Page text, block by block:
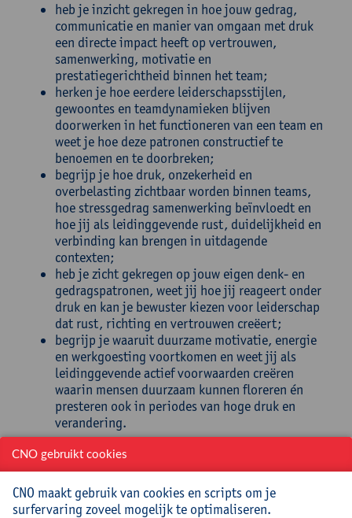
heb je inzicht gekregen in hoe jouw gedrag,
communicatie en manier van omgaan met druk
een directe impact heeft op vertrouwen,
samenwerking, motivatie en
prestatiegerichtheid binnen het team;
herken je hoe eerdere leiderschapsstijlen,
gewoontes en teamdynamieken blijven
doorwerken in het functioneren van een team en
weet je hoe deze patronen constructief te
benoemen en te doorbreken;
begrijp je hoe druk, onzekerheid en
overbelasting zichtbaar worden binnen teams,
hoe stressgedrag samenwerking beïnvloedt en
hoe jij als leidinggevende rust, duidelijkheid en
verbinding kan brengen in uitdagende
contexten;
heb je zicht gekregen op jouw eigen denk- en
gedragspatronen, weet jij hoe jij reageert onder
druk en kan je bewuster kiezen voor leiderschap
dat rust, richting en vertrouwen creëert;
begrijp je waaruit duurzame motivatie, energie
en werkgoesting voortkomen en weet jij als
leidinggevende actief voorwaarden creëren
waarin mensen duurzaam kunnen floreren én
presteren ook in periodes van hoge druk en
verandering.
Doelgroep
Schoolbesturen, directies uit alle niveaus
CNO gebruikt cookies
CNO maakt gebruik van cookies en scripts om je
surfervaring zoveel mogelijk te optimaliseren.